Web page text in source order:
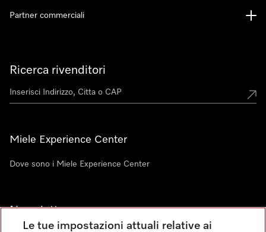
Ricerca rivenditori
Miele Experience Center
Dove sono i Miele Experience Center
Newsletter
Partner commerciali
Le tue impostazioni attuali relative ai